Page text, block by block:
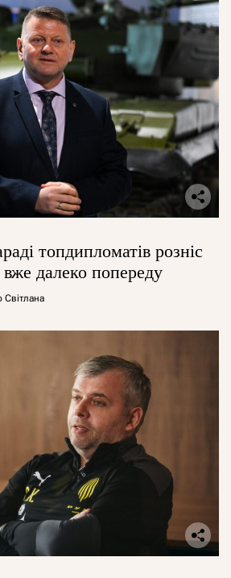
топдипломатів розніс
далеко попереду